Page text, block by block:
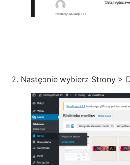
2. Następnie wybierz Strony >